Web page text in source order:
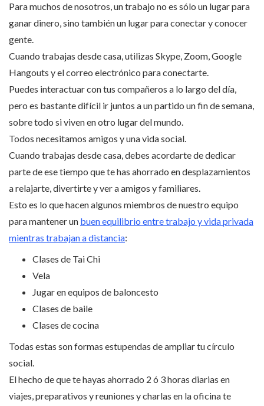
Para muchos de nosotros, un trabajo no es sólo un lugar para
ganar dinero, sino también un lugar para conectar y conocer
gente.
Cuando trabajas desde casa, utilizas Skype, Zoom, Google
Hangouts y el correo electrónico para conectarte.
Puedes interactuar con tus compañeros a lo largo del día,
pero es bastante difícil ir juntos a un partido un fin de semana,
sobre todo si viven en otro lugar del mundo.
Todos necesitamos amigos y una vida social.
Cuando trabajas desde casa, debes acordarte de dedicar
parte de ese tiempo que te has ahorrado en desplazamientos
a relajarte, divertirte y ver a amigos y familiares.
Esto es lo que hacen algunos miembros de nuestro equipo
para mantener un buen equilibrio entre trabajo y vida privada
mientras trabajan a distancia:
Clases de Tai Chi
Vela
Jugar en equipos de baloncesto
Clases de baile
Clases de cocina
Todas estas son formas estupendas de ampliar tu círculo
social.
El hecho de que te hayas ahorrado 2 ó 3 horas diarias en
viajes, preparativos y reuniones y charlas en la oficina te